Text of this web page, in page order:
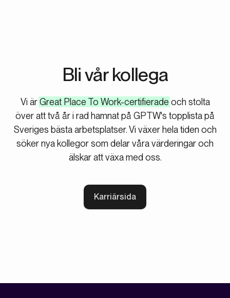
Bli vår kollega
Vi ärGreat Place To Work-certifierade och stolta
över att två år i rad hamnat på GPTW's topplista på
Sveriges bästa arbetsplatser. Vi växer hela tiden och
söker nya kollegor som delar våra värderingar och
älskar att växa med oss.
Karriärsida